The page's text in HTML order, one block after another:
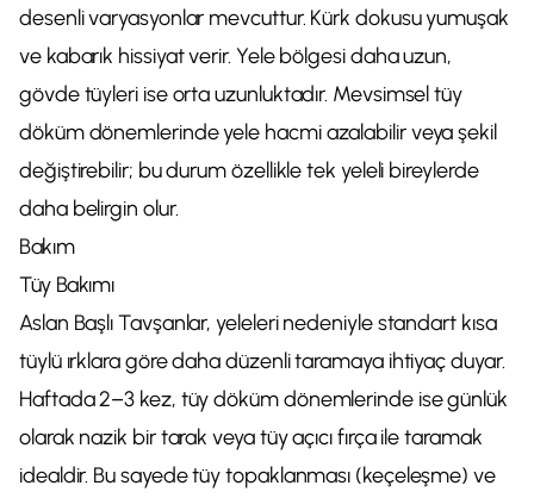
desenli varyasyonlar mevcuttur. Kürk dokusu yumuşak
ve kabarık hissiyat verir. Yele bölgesi daha uzun,
gövde tüyleri ise orta uzunluktadır. Mevsimsel tüy
döküm dönemlerinde yele hacmi azalabilir veya şekil
değiştirebilir; bu durum özellikle tek yeleli bireylerde
daha belirgin olur.
Bakım
Tüy Bakımı
Aslan Başlı Tavşanlar, yeleleri nedeniyle standart kısa
tüylü ırklara göre daha düzenli taramaya ihtiyaç duyar.
Haftada 2–3 kez, tüy döküm dönemlerinde ise günlük
olarak nazik bir tarak veya tüy açıcı fırça ile taramak
idealdir. Bu sayede tüy topaklanması (keçeleşme) ve